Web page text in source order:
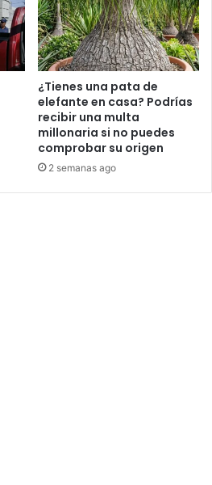
¿Tienes una pata de
elefante en casa? Podrías
recibir una multa
millonaria si no puedes
comprobar su origen
2 semanas ago